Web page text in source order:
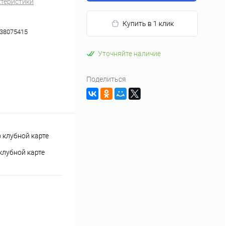
карте
Купить в 1 клик
Уточняйте наличие
Поделиться